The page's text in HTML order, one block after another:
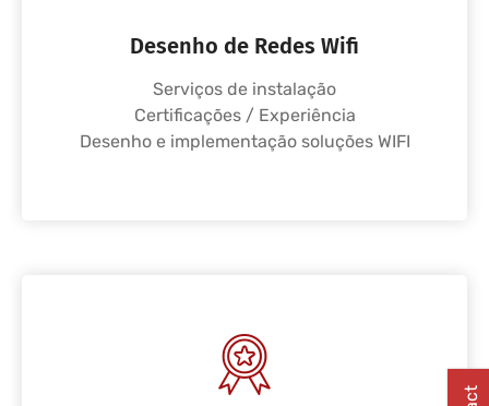
Desenho de Redes Wifi
Serviços de instalação
Certificações / Experiência
Desenho e implementação soluções WIFI